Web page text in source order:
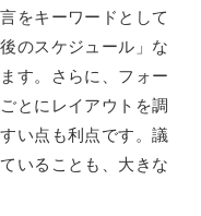
をキーワードとして
のスケジュール」な
す。さらに、フォー
とにレイアウトを調
い点も利点です。議
いることも、大きな